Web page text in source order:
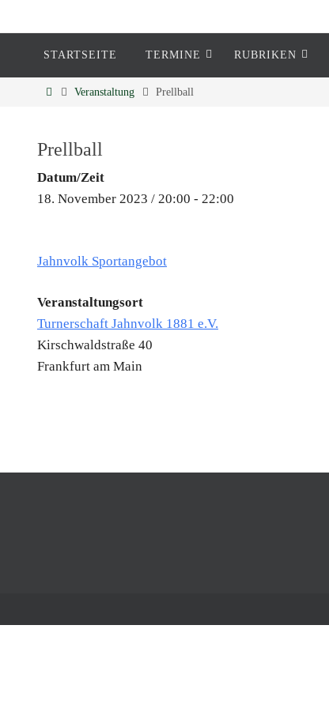
Eckenheim
STARTSEITE TERMINE RUBRIKEN
Veranstaltung Prellball
Prellball
Datum/Zeit
18. November 2023 / 20:00 - 22:00
Jahnvolk Sportangebot
Veranstaltungsort
Turnerschaft Jahnvolk 1881 e.V.
Kirschwaldstraße 40
Frankfurt am Main